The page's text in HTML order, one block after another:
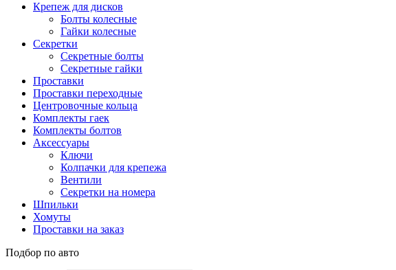
Крепеж для дисков
Болты колесные
Гайки колесные
Секретки
Секретные болты
Секретные гайки
Проставки
Проставки переходные
Центровочные кольца
Комплекты гаек
Комплекты болтов
Аксессуары
Ключи
Колпачки для крепежа
Вентили
Секретки на номера
Шпильки
Хомуты
Проставки на заказ
Подбор по авто